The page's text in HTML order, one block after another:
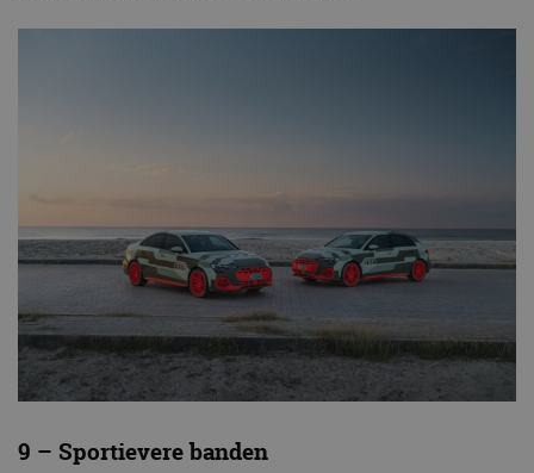
9 – Sportievere banden